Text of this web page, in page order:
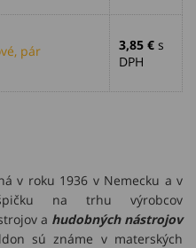
pár 3,85 € s
DPH
v roku 1936 v Nemecku a v
na trhu výrobcov
a hudobných nástrojov
sú známe v materských